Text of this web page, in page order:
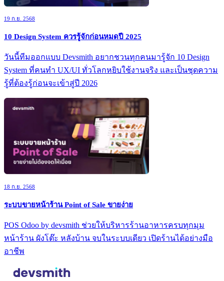
19 ก.ย. 2568
10 Design System ควรรู้จักก่อนหมดปี 2025
วันนี้ทีมออกแบบ Devsmith อยากชวนทุกคนมารู้จัก 10 Design
System ที่คนทำ UX/UI ทั่วโลกหยิบใช้งานจริง และเป็นชุดความ
รู้ที่ต้องรู้ก่อนจะเข้าสู่ปี 2026
18 ก.ย. 2568
ระบบขายหน้าร้าน Point of Sale ขายง่าย
POS Odoo by devsmith ช่วยให้บริหารร้านอาหารครบทุกมุม
หน้าร้าน ผังโต๊ะ หลังบ้าน จบในระบบเดียว เปิดร้านได้อย่างมือ
อาชีพ